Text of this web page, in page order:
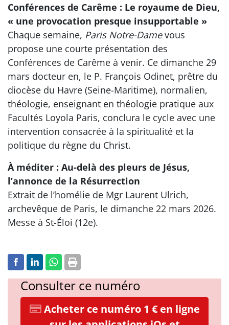
Conférences de Carême : Le royaume de Dieu,
« une provocation presque insupportable »
Chaque semaine, Paris Notre-Damevous
propose une courte présentation des
Conférences de Carême à venir. Ce dimanche 29
mars docteur en, le P. François Odinet, prêtre du
diocèse du Havre (Seine-Maritime), normalien,
théologie, enseignant en théologie pratique aux
Facultés Loyola Paris, conclura le cycle avec une
intervention consacrée à la spiritualité et la
politique du règne du Christ.
À méditer : Au-delà des pleurs de Jésus,
l’annonce de la Résurrection
Extrait de l’homélie de Mgr Laurent Ulrich,
archevêque de Paris, le dimanche 22 mars 2026.
Messe à St-Éloi (12e).
Consulter ce numéro
Acheter ce numéro 1 € en ligne